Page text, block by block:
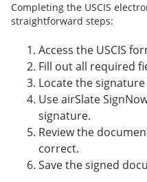
Completing the USCIS
straightforward steps:
Access the USCIS
Fill out all required
Locate the
Use airSlate
signature.
Review the
correct.
Save the signed